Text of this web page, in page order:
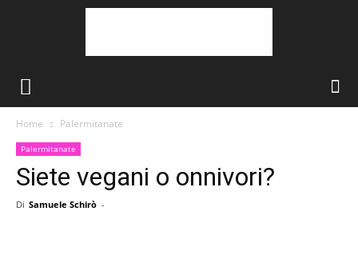
Home Palermitanate
Palermitanate
Siete vegani o onnivori?
Di Samuele Schirò -